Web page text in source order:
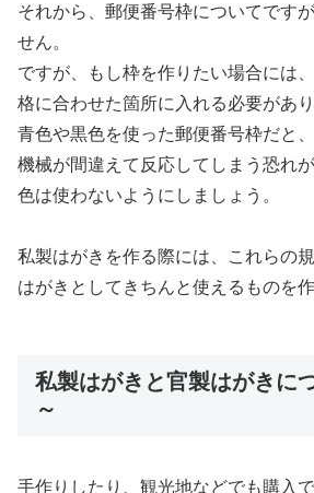
それから、郵便番号枠についてです
せん。
ですが、もし枠を作りたい場合には
格に合わせた箇所に入れる必要があり
青色や黒色を使った郵便番号枠だと
機械が間違えて反応してしまう恐れ
色は使わないようにしましょう。
私製はがきを作る際には、これらの
はがきとしてきちんと使えるものを
私製はがきと官製はがきに
～
手作りしたり、観光地などでも購入